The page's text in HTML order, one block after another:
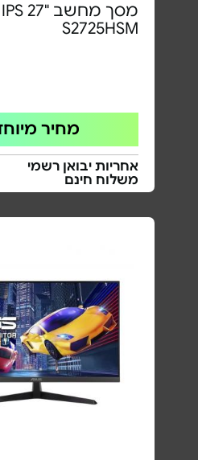
S2725HSM
מחיר
אחריות יבואן רשמי
משלוח חינם